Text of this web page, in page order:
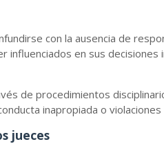
con la ausencia de
influenciados en sus
de procedimientos
inapropiada o
jueces